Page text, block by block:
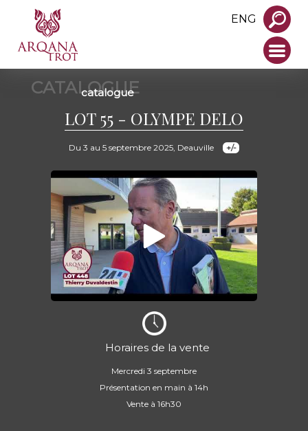
ENG
CATALOGUE
catalogue
LOT 55 - OLYMPE DELO
Du 3 au 5 septembre 2025, Deauville
Horaires de la vente
Mercredi 3 septembre
Présentation en main à 14h
Vente à 16h30